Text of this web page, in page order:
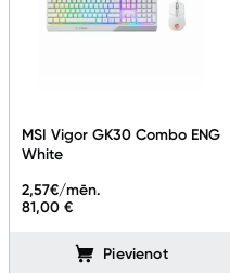
MSI Vigor GK30 Combo ENG
White
81,00 €
2,57€/mēn.
Pievienot